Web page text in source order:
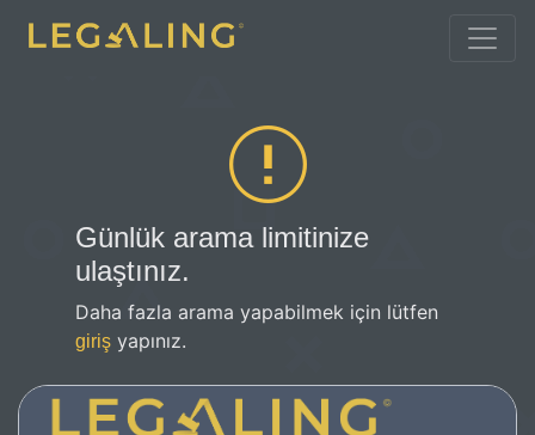
Günlük arama limitinize
ulaştınız.
Daha fazla arama yapabilmek için lütfen
giriş yapınız.